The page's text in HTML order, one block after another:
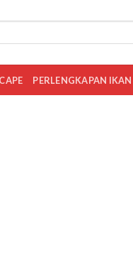
PERLENGKAPAN